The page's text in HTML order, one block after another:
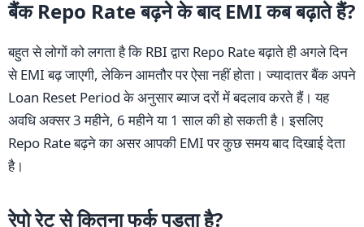
बैंक Repo Rate बढ़ने के बाद EMI कब बढ़ाते हैं?
बहुत से लोगों को लगता है कि RBI द्वारा Repo Rate बढ़ाते ही अगले दिन
से EMI बढ़ जाएगी, लेकिन आमतौर पर ऐसा नहीं होता। ज्यादातर बैंक अपने
Loan Reset Period के अनुसार ब्याज दरों में बदलाव करते हैं। यह
अवधि अक्सर 3 महीने, 6 महीने या 1 साल की हो सकती है। इसलिए
Repo Rate बढ़ने का असर आपकी EMI पर कुछ समय बाद दिखाई देता
है।
रेपो रेट से कितना फर्क पड़ता है?